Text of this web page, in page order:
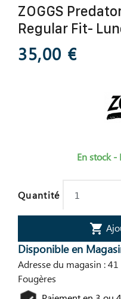
ZOGGS
Regular Fit-
35,00 €
En stock -
Quantité
shopping_cart
Disponible en
Adresse du magasin :
Fougères